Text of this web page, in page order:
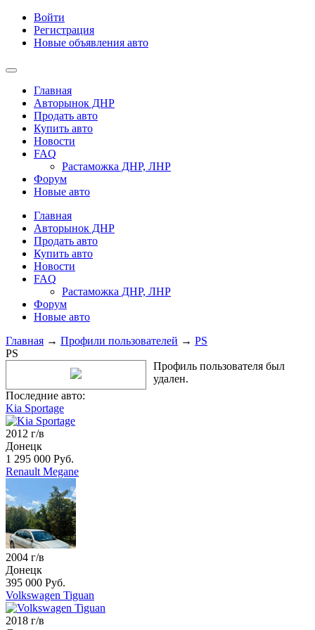
Войти
Регистрация
Новые объявления авто
Главная
Авторынок ДНР
Продать авто
Купить авто
Новости
FAQ
Растаможка ДНР, ЛНР
Форум
Новые авто
Главная
Авторынок ДНР
Продать авто
Купить авто
Новости
FAQ
Растаможка ДНР, ЛНР
Форум
Новые авто
Главная → Профили пользователей → PS
PS
Профиль пользователя был
удален.
Последние авто:
Kia Sportage
2012 г/в
Донецк
1 295 000 Руб.
Renault Megane
2004 г/в
Донецк
395 000 Руб.
Volkswagen Tiguan
2018 г/в